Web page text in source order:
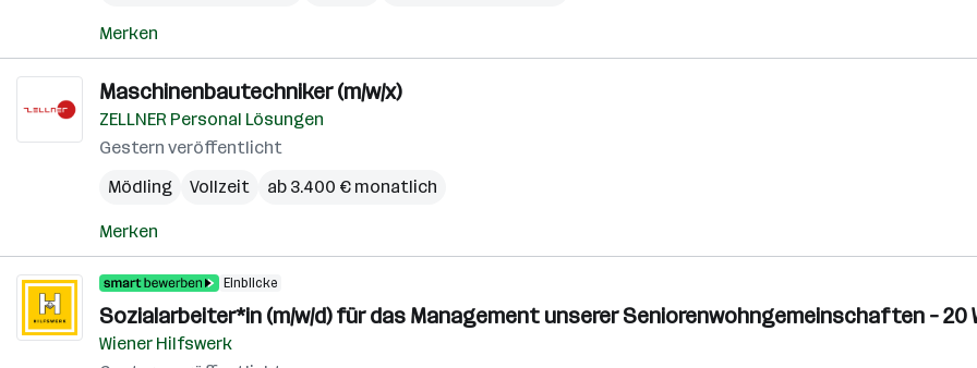
Merken
Maschinenbautechniker (m/w/x)
ZELLNER Personal Lösungen
Gestern veröffentlicht
Mödling
Vollzeit ab 3.400 € monatlich
Merken
Einblicke
Sozialarbeiter*in (m/w/d) für das Management unserer Seniorenwohngemeinschaften – 20
Wiener Hilfswerk